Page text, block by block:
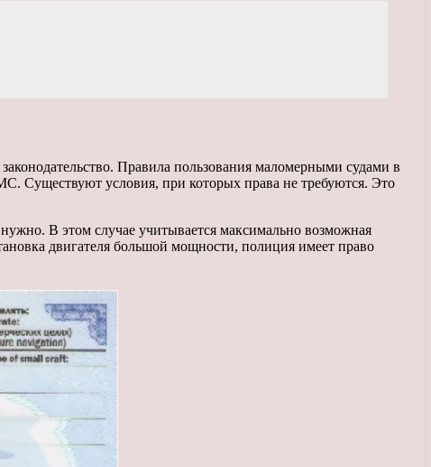
Правила пользования маломерными судами в
Существуют условия, при которых права не требуются. Это
В этом случае учитывается максимально возможная
двигателя большой мощности, полиция имеет право